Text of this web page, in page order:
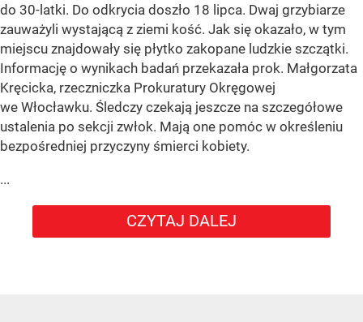
do 30-latki. Do odkrycia doszło 18 lipca. Dwaj grzybiarze
zauważyli wystającą z ziemi kość. Jak się okazało, w tym
miejscu znajdowały się płytko zakopane ludzkie szczątki.
Informację o wynikach badań przekazała prok. Małgorzata
Kręcicka, rzeczniczka Prokuratury Okręgowej
we Włocławku. Śledczy czekają jeszcze na szczegółowe
ustalenia po sekcji zwłok. Mają one pomóc w określeniu
bezpośredniej przyczyny śmierci kobiety.
...
CZYTAJ DALEJ